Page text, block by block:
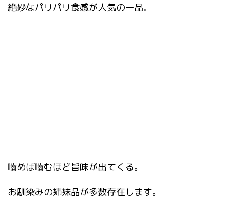
絶妙なパリパリ食感が人気の一品。
嚙めば嚙むほど旨味が出てくる。
お馴染みの姉妹品が多数存在します。